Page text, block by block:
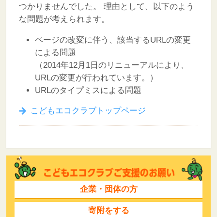
つかりませんでした。
理由として、以下のよう
な問題が考えられます。
ページの改変に伴う、該当するURLの変更
による問題
（2014年12月1日のリニューアルにより、
URLの変更が行われています。）
URLのタイプミスによる問題
こどもエコクラブトップページ
企業・団体の方
寄附をする